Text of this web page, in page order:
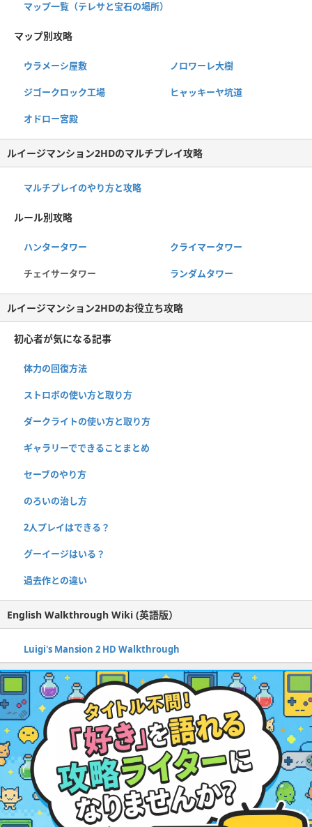
マップ一覧（テレサと宝石の場所）
マップ別攻略
ウラメーシ屋敷 ノロワーレ大樹
ジゴークロック工場 ヒャッキーヤ坑道
オドロー宮殿
ルイージマンション2HDのマルチプレイ攻略
マルチプレイのやり方と攻略
ルール別攻略
ハンタータワー クライマータワー
チェイサータワー ランダムタワー
ルイージマンション2HDのお役立ち攻略
初心者が気になる記事
体力の回復方法
ストロボの使い方と取り方
ダークライトの使い方と取り方
ギャラリーでできることまとめ
セーブのやり方
のろいの治し方
2人プレイはできる？
グーイージはいる？
過去作との違い
English Walkthrough Wiki (英語版）
Luigi's Mansion 2 HD Walkthrough